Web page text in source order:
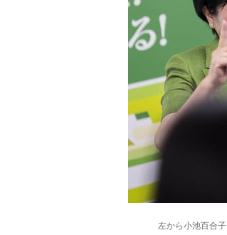
左から小池百合